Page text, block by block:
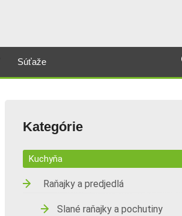
Súťaže
Kategórie
Kuchyňa
Raňajky a predjedlá
Slané raňajky a pochutiny